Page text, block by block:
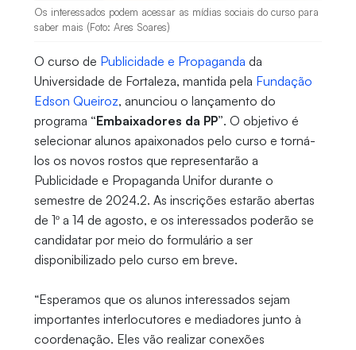
Os interessados podem acessar as mídias sociais do curso para
saber mais (Foto: Ares Soares)
O curso de Publicidade e Propaganda da
Universidade de Fortaleza, mantida pela Fundação
Edson Queiroz, anunciou o lançamento do
programa “Embaixadores da PP”. O objetivo é
selecionar alunos apaixonados pelo curso e torná-
los os novos rostos que representarão a
Publicidade e Propaganda Unifor durante o
semestre de 2024.2. As inscrições estarão abertas
de 1º a 14 de agosto, e os interessados poderão se
candidatar por meio do formulário a ser
disponibilizado pelo curso em breve.
“Esperamos que os alunos interessados sejam
importantes interlocutores e mediadores junto à
coordenação. Eles vão realizar conexões